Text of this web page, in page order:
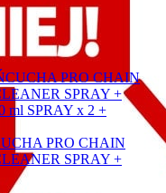
PRO CHAIN
SPRAY +